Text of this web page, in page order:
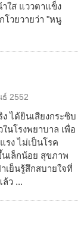
ใส แววตาแข็ง
โวยวายว่า "หนู
2552
ได้ยินเสียงกระซิบ
นโรงพยาบาล เพื่อ
รง ไม่เป็นโรค
เล็กน้อย สุขภาพ
ย็นรู้สึกสบายใจที่
ว ...